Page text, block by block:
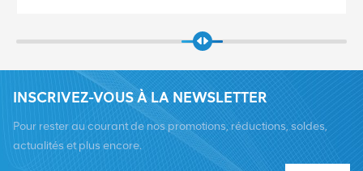
INSCRIVEZ-VOUS À LA NEWSLETTER
Pour rester au courant de nos promotions, réductions, soldes,
actualités et plus encore.